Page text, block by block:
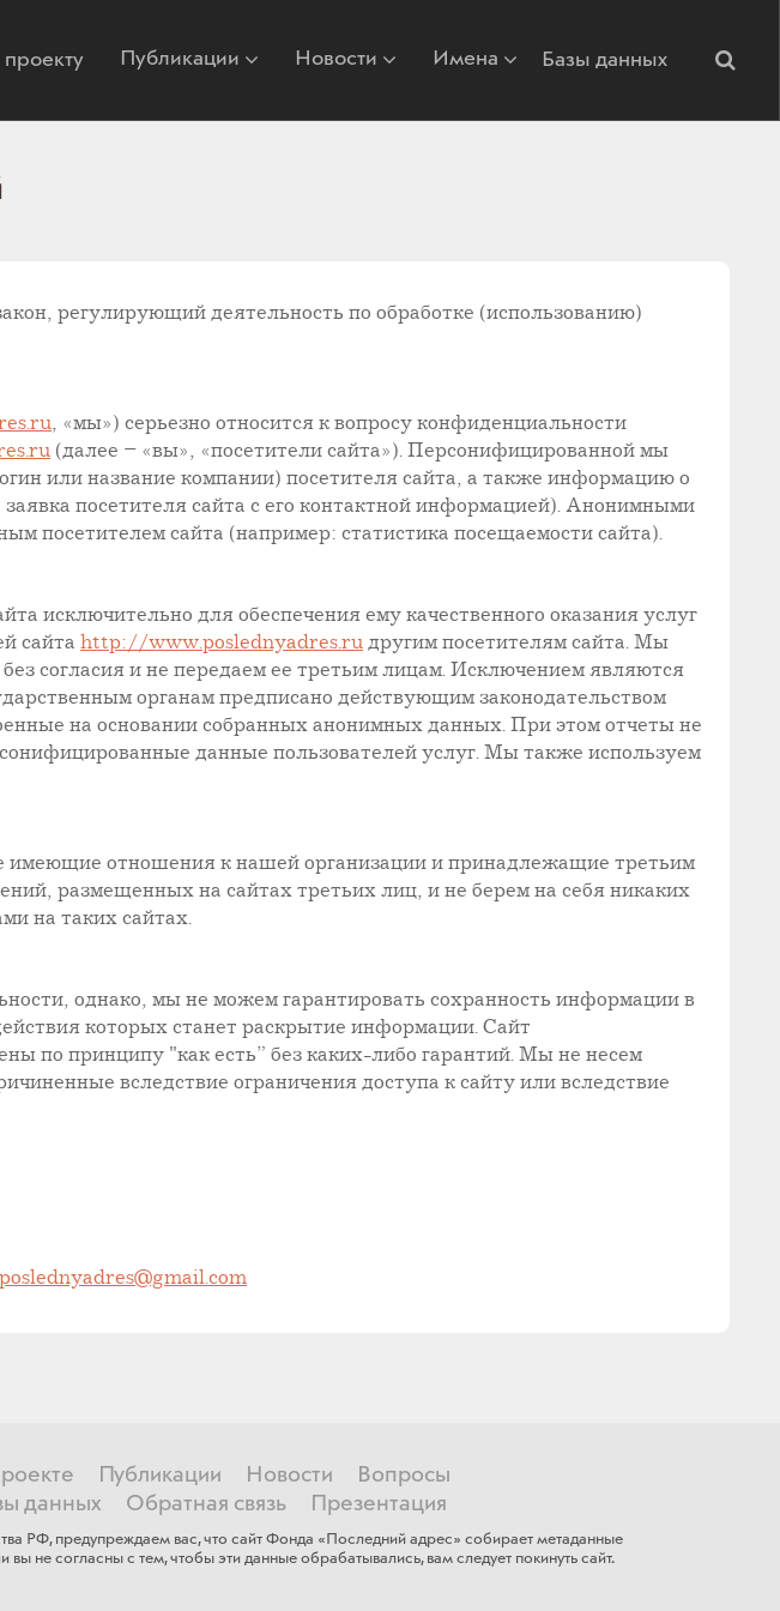
Публикации Новости Имена Базы данных
регулирующий деятельность по обработке (использованию)
, «мы») серьезно относится к вопросу конфиденциальности
(далее – «вы», «посетители сайта»). Персонифицированной мы
или название компании) посетителя сайта, а также информацию о
посетителя сайта с его контактной информацией). Анонимными
посетителем сайта (например: статистика посещаемости сайта).
исключительно для обеспечения ему качественного оказания услуг
сайта http://www.poslednyadres.ru другим посетителям сайта. Мы
согласия и не передаем ее третьим лицам. Исключением являются
органам предписано действующим законодательством
на основании собранных анонимных данных. При этом отчеты не
данные пользователей услуг. Мы также используем
имеющие отношения к нашей организации и принадлежащие третьим
размещенных на сайтах третьих лиц, и не берем на себя никаких
на таких сайтах.
однако, мы не можем гарантировать сохранность информации в
которых станет раскрытие информации. Сайт
по принципу "как есть” без каких-либо гарантий. Мы не несем
вследствие ограничения доступа к сайту или вследствие
poslednyadres@gmail.com
Публикации Новости
Вопросы
данных Обратная связь Презентация
РФ, предупреждаем вас, что сайт Фонда «Последний адрес» собирает метаданные
не согласны с тем, чтобы эти данные обрабатывались, ​вам ​следует покинуть сайт.